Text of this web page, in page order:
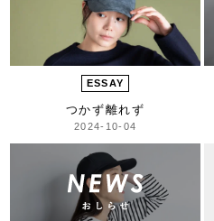
ESSAY
つかず離れず
2024-10-04